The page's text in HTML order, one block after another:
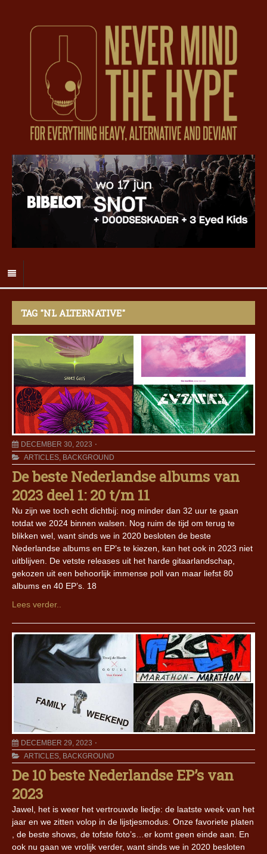
TAG "NL ALTERNATIVE"
DECEMBER 30, 2023
ARTICLES, BACKGROUND
De beste Nederlandse albums van
2023 deel 1: 20 t/m 11
Nu zijn we toch echt dichtbij: nog minder dan 32 uur te gaan
totdat we 2024 binnen walsen. Nog ruim de tijd om terug te
blikken wel, want sinds we in 2020 besloten de beste
Nederlandse albums en EP’s te kiezen, kan het ook in 2023 niet
uitblijven. De vetste releases uit het harde gitaarlandschap,
gekozen uit een behoorlijk immense poll van maar liefst 80
albums en 40 EP’s. 18
Lees verder..
DECEMBER 29, 2023
ARTICLES, BACKGROUND
De 10 beste Nederlandse EP’s van
2023
Jawel, het is weer het vertrouwde liedje: de laatste week van het
jaar en we zitten volop in de lijstjesmodus. Onze favoriete platen
, de beste shows, de tofste foto’s…er komt geen einde aan. En
ook nu gaan we vrolijk verder, want sinds we in 2020 besloten